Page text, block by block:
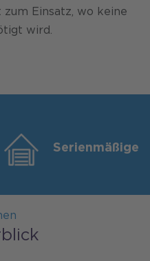
Einsatz, wo keine
wird.
Serienmäßige